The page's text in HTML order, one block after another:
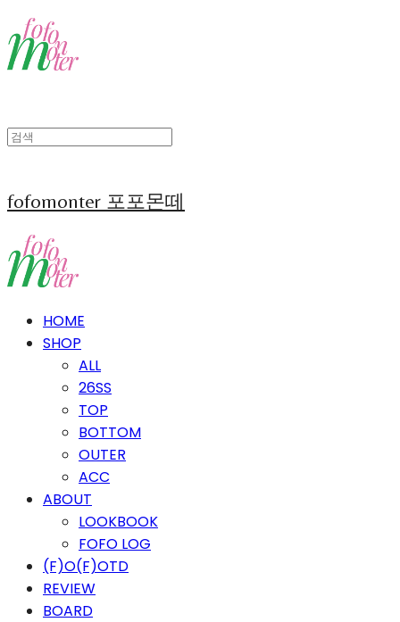
fofomonter 포포몬떼
HOME
SHOP
ALL
26SS
TOP
BOTTOM
OUTER
ACC
ABOUT
LOOKBOOK
FOFO LOG
(F)O(F)OTD
REVIEW
BOARD